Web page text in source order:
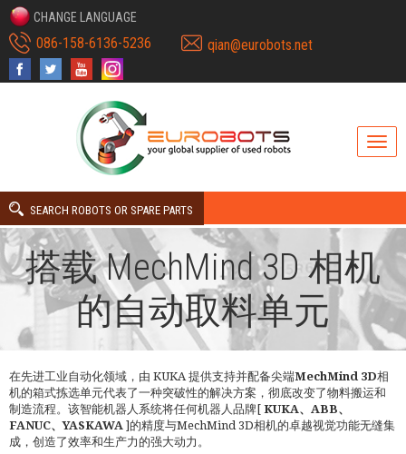
CHANGE LANGUAGE
086-158-6136-5236 qian@eurobots.net
SEARCH ROBOTS OR SPARE PARTS
搭载 MechMind 3D 相机
的自动取料单元
在先进工业自动化领域，由 KUKA 提供支持并配备尖端MechMind 3D相
机的箱式拣选单元代表了一种突破性的解决方案，彻底改变了物料搬运和
制造流程。该智能机器人系统将任何机器人品牌[ KUKA、ABB、
FANUC、YASKAWA ]的精度与MechMind 3D相机的卓越视觉功能无缝集
成，创造了效率和生产力的强大动力。